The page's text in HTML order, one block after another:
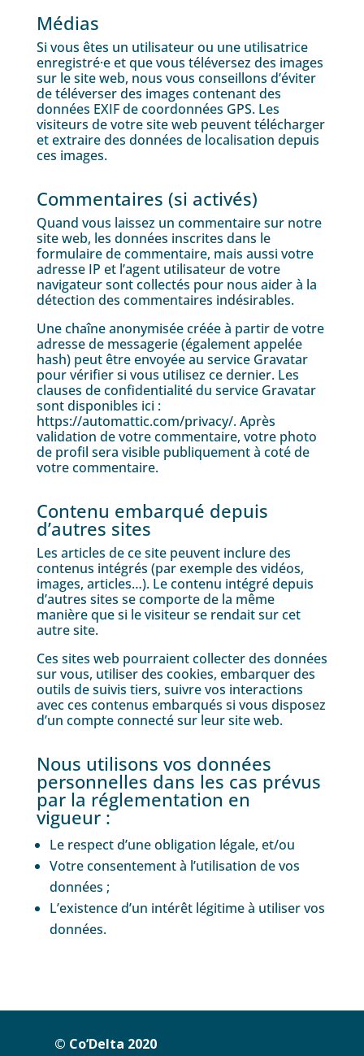
Médias
Si vous êtes un utilisateur ou une utilisatrice
enregistré·e et que vous téléversez des images
sur le site web, nous vous conseillons d’éviter
de téléverser des images contenant des
données EXIF de coordonnées GPS. Les
visiteurs de votre site web peuvent télécharger
et extraire des données de localisation depuis
ces images.
Commentaires (si activés)
Quand vous laissez un commentaire sur notre
site web, les données inscrites dans le
formulaire de commentaire, mais aussi votre
adresse IP et l’agent utilisateur de votre
navigateur sont collectés pour nous aider à la
détection des commentaires indésirables.
Une chaîne anonymisée créée à partir de votre
adresse de messagerie (également appelée
hash) peut être envoyée au service Gravatar
pour vérifier si vous utilisez ce dernier. Les
clauses de confidentialité du service Gravatar
sont disponibles ici :
https://automattic.com/privacy/. Après
validation de votre commentaire, votre photo
de profil sera visible publiquement à coté de
votre commentaire.
Contenu embarqué depuis
d’autres sites
Les articles de ce site peuvent inclure des
contenus intégrés (par exemple des vidéos,
images, articles…). Le contenu intégré depuis
d’autres sites se comporte de la même
manière que si le visiteur se rendait sur cet
autre site.
Ces sites web pourraient collecter des données
sur vous, utiliser des cookies, embarquer des
outils de suivis tiers, suivre vos interactions
avec ces contenus embarqués si vous disposez
d’un compte connecté sur leur site web.
Nous utilisons vos données
personnelles dans les cas prévus
par la réglementation en
vigueur :
Le respect d’une obligation légale, et/ou
Votre consentement à l’utilisation de vos
données ;
L’existence d’un intérêt légitime à utiliser vos
données.
© Co’Delta 2020